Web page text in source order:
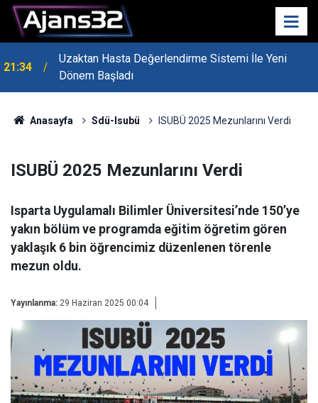
21:34
Uzaktan Hasta Değerlendirme Sistemi İle Yeni
Dönem Başladı
Anasayfa Sdü-Isubü ISUBÜ 2025 Mezunlarını Verdi
ISUBÜ 2025 Mezunlarını Verdi
Isparta Uygulamalı Bilimler Üniversitesi’nde 150’ye
yakın bölüm ve programda eğitim öğretim gören
yaklaşık 6 bin öğrencimiz düzenlenen törenle
mezun oldu.
Yayınlanma: 29 Haziran 2025 00:04